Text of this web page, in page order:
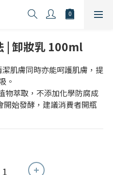
| 卸妝乳 100ml
肌膚同時亦能呵護肌膚，提
。
物萃取，不添加化學防腐成
始發酵，建議消費者開瓶